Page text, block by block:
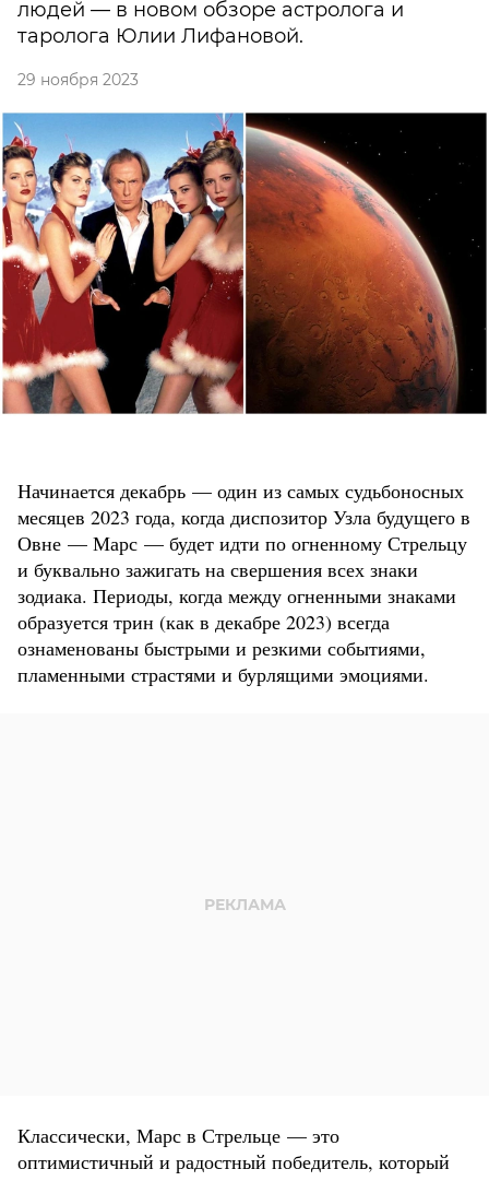
людей — в новом обзоре астролога и
таролога Юлии Лифановой.
29 ноября 2023
Начинается декабрь — один из самых судьбоносных
месяцев 2023 года, когда диспозитор Узла будущего в
Овне — Марс — будет идти по огненному Стрельцу
и буквально зажигать на свершения всех знаки
зодиака. Периоды, когда между огненными знаками
образуется трин (как в декабре 2023) всегда
ознаменованы быстрыми и резкими событиями,
пламенными страстями и бурлящими эмоциями.
Классически, Марс в Стрельце — это
оптимистичный и радостный победитель, который